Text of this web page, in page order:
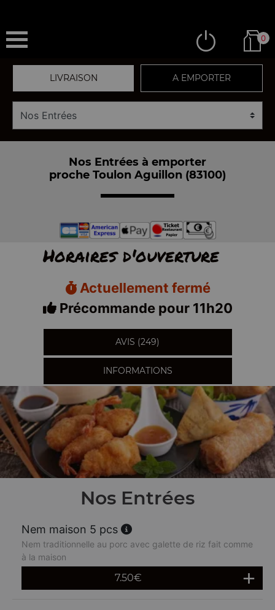
0
LIVRAISON A EMPORTER
Nos Entrées à emporter
proche Toulon Aguillon (83100)
Horaires d'ouverture
Actuellement fermé
Précommande pour 11h20
AVIS (249)
INFORMATIONS
Nos Entrées
Nem maison 5 pcs
Nem traditionnelle au porc avec galette de riz fait comme
à la maison
7.50€